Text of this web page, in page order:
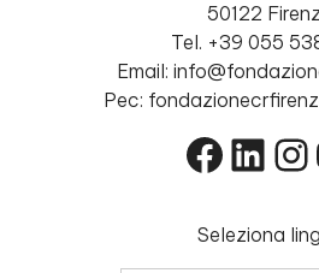
50122
Tel. +39 055
Email:
Pec:
Seleziona